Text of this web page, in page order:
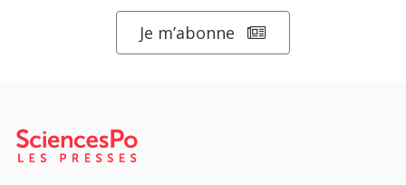
Je m’abonne